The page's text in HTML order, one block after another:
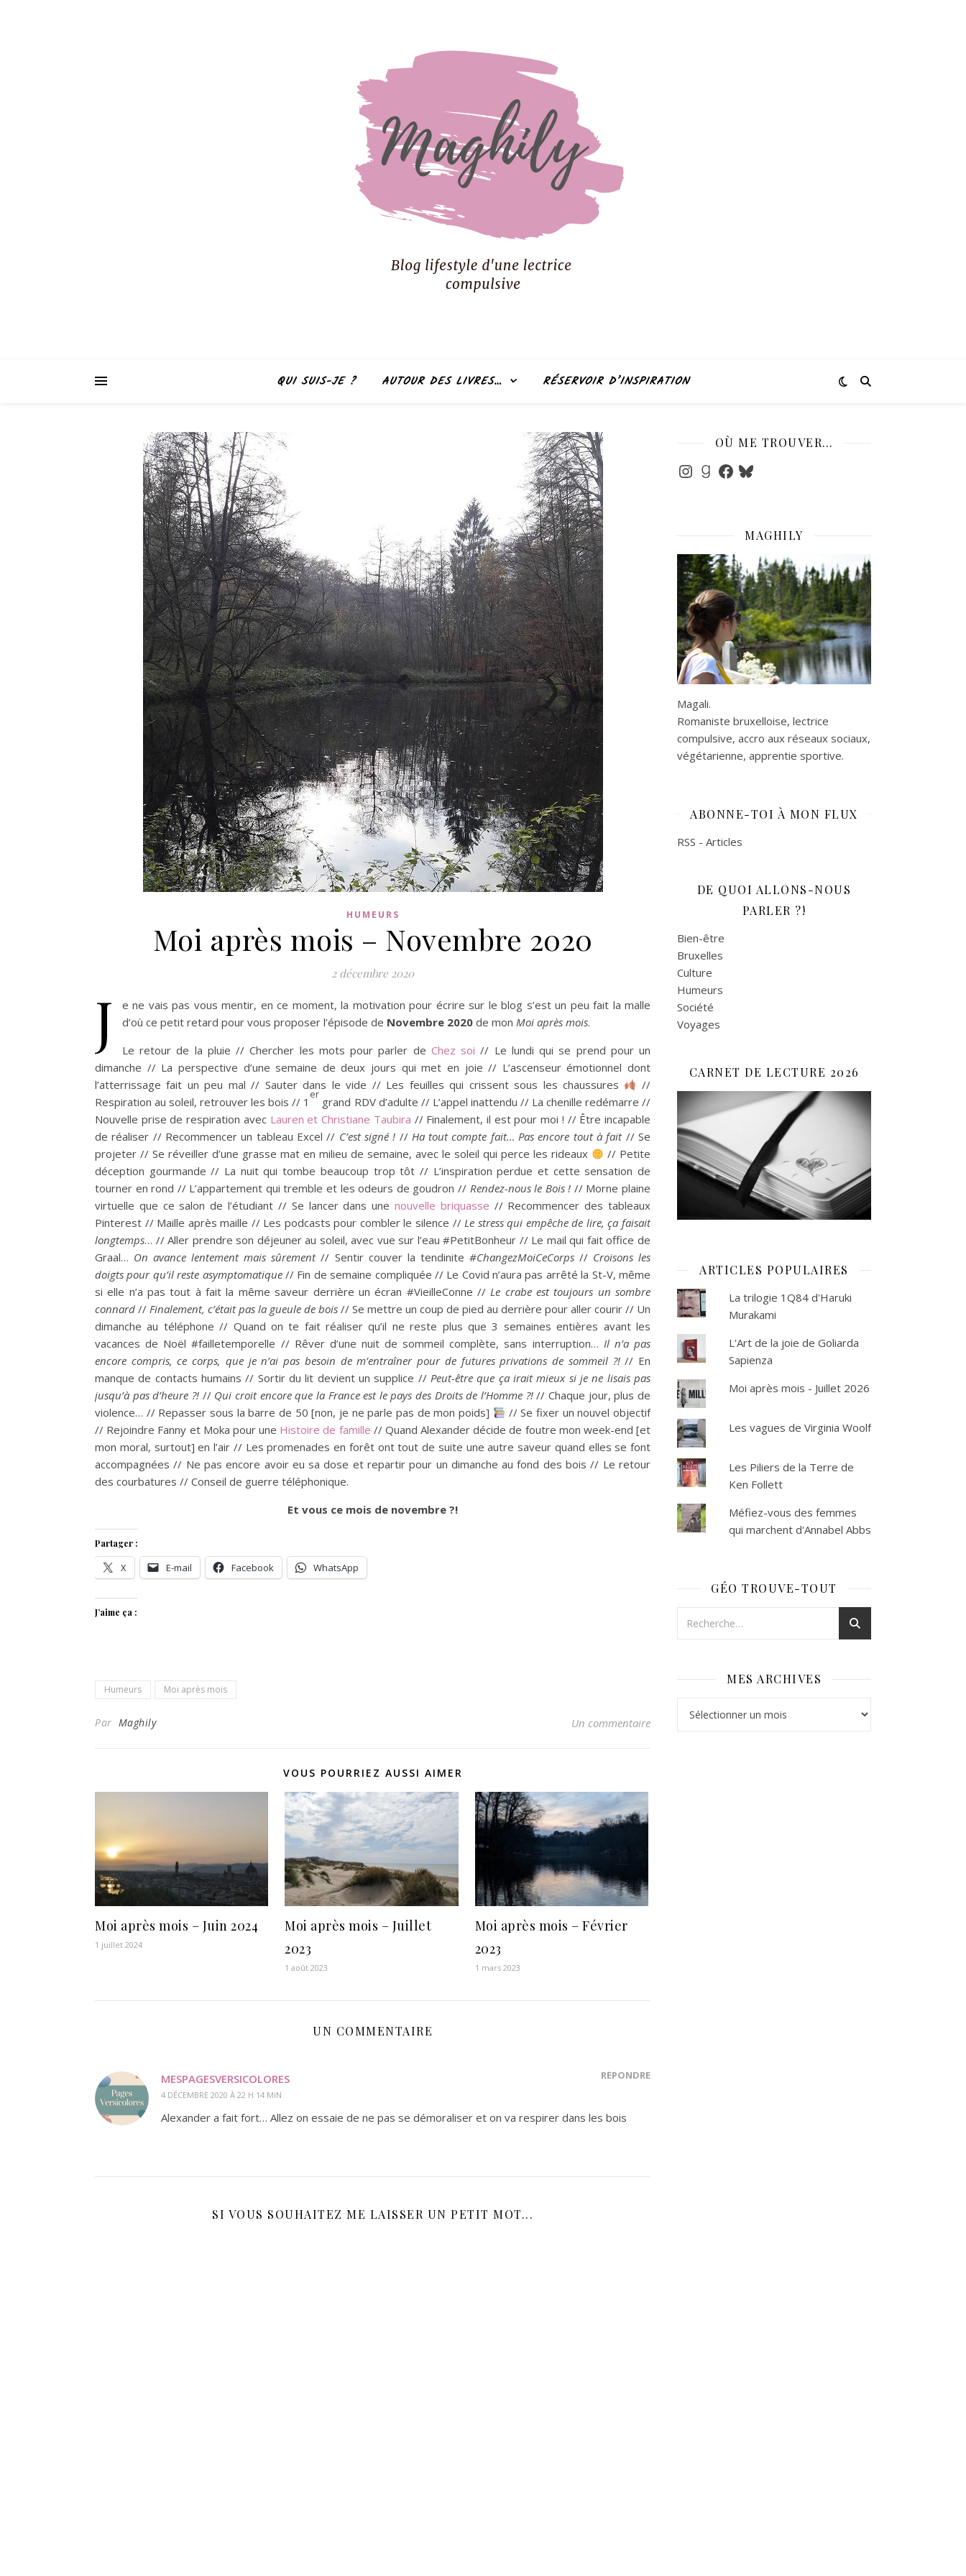
QUI SUIS-JE ? AUTOUR DES LIVRES… RÉSERVOIR D’INSPIRATION
HUMEURS
Moi après mois – Novembre 2020
2 décembre 2020
J
e ne vais pas vous mentir, en ce moment, la motivation pour écrire sur le blog s’est un peu fait la malle
d’où ce petit retard pour vous proposer l’épisode de Novembre 2020 de mon Moi après mois.
Le retour de la pluie // Chercher les mots pour parler de Chez soi // Le lundi qui se prend pour un
dimanche // La perspective d’une semaine de deux jours qui met en joie // L’ascenseur émotionnel dont
l’atterrissage fait un peu mal // Sauter dans le vide // Les feuilles qui crissent sous les chaussures
//
Respiration au soleil, retrouver les bois // 1
er
grand RDV d’adulte // L’appel inattendu // La chenille redémarre //
Nouvelle prise de respiration avec Lauren et Christiane Taubira // Finalement, il est pour moi ! // Être incapable
de réaliser // Recommencer un tableau Excel // C’est signé ! // Ha tout compte fait… Pas encore tout à fait// Se
projeter // Se réveiller d’une grasse mat en milieu de semaine, avec le soleil qui perce les rideaux
// Petite
déception gourmande // La nuit qui tombe beaucoup trop tôt // L’inspiration perdue et cette sensation de
tourner en rond // L’appartement qui tremble et les odeurs de goudron // Rendez-nous le Bois ! // Morne plaine
virtuelle que ce salon de l’étudiant // Se lancer dans une nouvelle briquasse // Recommencer des tableaux
Pinterest // Maille après maille // Les podcasts pour combler le silence //Le stress qui empêche de lire, ça faisait
longtemps… // Aller prendre son déjeuner au soleil, avec vue sur l’eau #PetitBonheur // Le mail qui fait office de
Graal… On avance lentement mais sûrement// Sentir couver la tendinite #ChangezMoiCeCorps// Croisons les
doigts pour qu’il reste asymptomatique// Fin de semaine compliquée // Le Covid n’aura pas arrêté la St-V, même
si elle n’a pas tout à fait la même saveur derrière un écran #VieilleConne //Le crabe est toujours un sombre
connard // Finalement, c’était pas la gueule de bois // Se mettre un coup de pied au derrière pour aller courir // Un
dimanche au téléphone // Quand on te fait réaliser qu’il ne reste plus que 3 semaines entières avant les
vacances de Noël #failletemporelle // Rêver d’une nuit de sommeil complète, sans interruption… Il n’a pas
encore compris, ce corps, que je n’ai pas besoin de m’entraîner pour de futures privations de sommeil ?!// En
manque de contacts humains // Sortir du lit devient un supplice // Peut-être que ça irait mieux si je ne lisais pas
jusqu’à pas d’heure ?!// Qui croit encore que la France est le pays des Droits de l’Homme ?!// Chaque jour, plus de
violence… // Repasser sous la barre de 50 [non, je ne parle pas de mon poids]
// Se fixer un nouvel objectif
// Rejoindre Fanny et Moka pour une Histoire de famille // Quand Alexander décide de foutre mon week-end [et
mon moral, surtout] en l’air // Les promenades en forêt ont tout de suite une autre saveur quand elles se font
accompagnées // Ne pas encore avoir eu sa dose et repartir pour un dimanche au fond des bois // Le retour
des courbatures // Conseil de guerre téléphonique.
Et vous ce mois de novembre ?!
Partager :
X E-mail Facebook WhatsApp
J’aime ça :
Humeurs Moi après mois
Par Maghily Un commentaire
VOUS POURRIEZ AUSSI AIMER
Moi après mois – Juin 2024
1 juillet 2024
Moi après mois – Juillet
2023
1 août 2023
Moi après mois – Février
2023
1 mars 2023
UN COMMENTAIRE
MESPAGESVERSICOLORES
4 DÉCEMBRE 2020 À 22 H 14 MIN
RÉPONDRE
Alexander a fait fort… Allez on essaie de ne pas se démoraliser et on va respirer dans les bois
SI VOUS SOUHAITEZ ME LAISSER UN PETIT MOT...
OÙ ME TROUVER…
Instagram
Goodreads
Facebook
Bluesky
MAGHILY
Magali.
Romaniste bruxelloise, lectrice
compulsive, accro aux réseaux sociaux,
végétarienne, apprentie sportive.
ABONNE-TOI À MON FLUX
RSS - Articles
DE QUOI ALLONS-NOUS
PARLER ?!
Bien-être
Bruxelles
Culture
Humeurs
Société
Voyages
CARNET DE LECTURE 2026
ARTICLES POPULAIRES
La trilogie 1Q84 d'Haruki
Murakami
L'Art de la joie de Goliarda
Sapienza
Moi après mois - Juillet 2026
Les vagues de Virginia Woolf
Les Piliers de la Terre de
Ken Follett
Méfiez-vous des femmes
qui marchent d'Annabel Abbs
GÉO TROUVE-TOUT
MES ARCHIVES